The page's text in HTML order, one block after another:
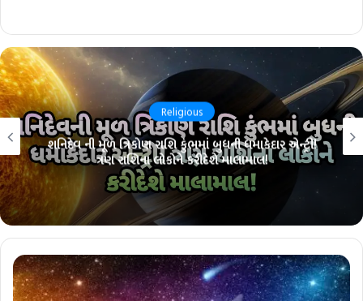
Religious
શનિદેવ ની મૂળ ત્રિકોણ રાશિ કુંભમાં બુધની ધમાકેદાર એન્ટ્રી!
ત્રણ રાશિના લોકોને કરીદેશે માલામાલ!